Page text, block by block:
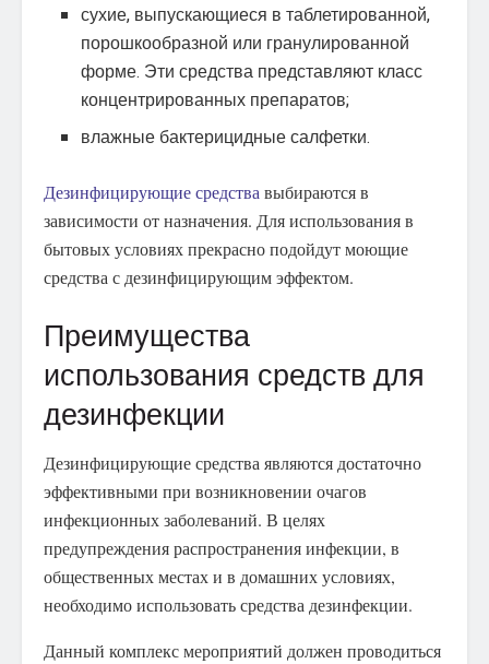
сухие, выпускающиеся в таблетированной,
порошкообразной или гранулированной
форме. Эти средства представляют класс
концентрированных препаратов;
влажные бактерицидные салфетки.
Дезинфицирующие средства выбираются в
зависимости от назначения. Для использования в
бытовых условиях прекрасно подойдут моющие
средства с дезинфицирующим эффектом.
Преимущества
использования средств для
дезинфекции
Дезинфицирующие средства являются достаточно
эффективными при возникновении очагов
инфекционных заболеваний. В целях
предупреждения распространения инфекции, в
общественных местах и в домашних условиях,
необходимо использовать средства дезинфекции.
Данный комплекс мероприятий должен проводиться